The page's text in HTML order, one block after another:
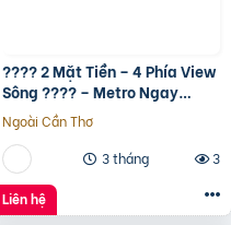
???? 2 Mặt Tiền – 4 Phía View
Sông ???? – Metro Ngay
Trước Mặt ???? – Full Nội
Thất Smart Home Samsung
????
Ngoài Cần Thơ
3 tháng
3
Liên hệ